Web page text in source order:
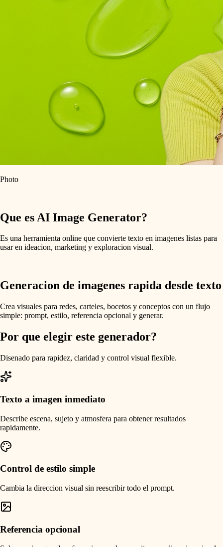
Photo
Que es AI Image Generator?
Es una herramienta online que convierte texto en imagenes listas para
usar en ideacion, marketing y exploracion visual.
Generacion de imagenes rapida desde texto
Crea visuales para redes, carteles, bocetos y conceptos con un flujo
simple: prompt, estilo, referencia opcional y generar.
Por que elegir este generador?
Disenado para rapidez, claridad y control visual flexible.
Texto a imagen inmediato
Describe escena, sujeto y atmosfera para obtener resultados
rapidamente.
Control de estilo simple
Cambia la direccion visual sin reescribir todo el prompt.
Referencia opcional